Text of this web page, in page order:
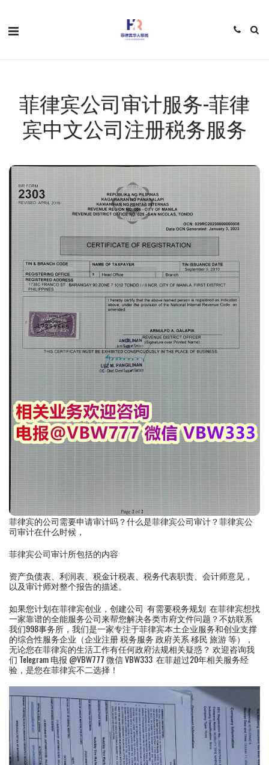
菲律宾公司审计服务-菲律
宾中文公司注册税务服务
菲律宾的公司需要申请审计吗？什么是菲律宾公司审计？菲律宾公
司审计在什么时候，
菲律宾公司审计所包括的内容
资产负债表、利润表、税金计税表、税务代表职责、会计师意见，
以及审计师对整个报告的描述。
如果您计划在菲律宾创业，创建公司 有需要税务规划 在菲律宾想找
一家靠谱的全能服务公司来帮您解决各类市府文件问题？不妨联系
我们998事务所，我们是一家专注于菲律宾本土企业服务和创业支撑
的综合性服务企业（企业注册 税务服务 政府关系 移民 旅游 等），
无论您在菲律宾的生活工作有任何政府法规相关疑惑？ 欢迎咨询我
们 Telegram 电报 @VBW777 微信 VBW333 在菲超过20年相关服务经
验，是您在菲律宾不二选择！